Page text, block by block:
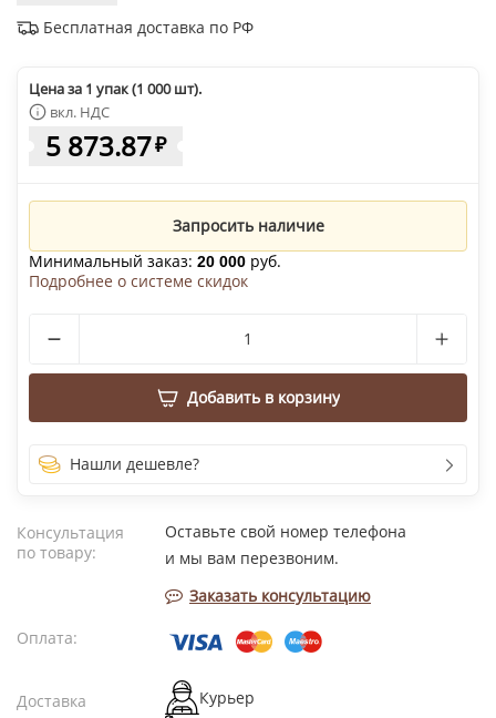
Бесплатная доставка по РФ
Цена за 1 упак (1 000 шт).
вкл. НДС
5 873.87₽
Запросить наличие
Минимальный заказ: 20 000 руб.
Подробнее о системе скидок
Добавить в корзину
Нашли дешевле?
Консультация
по товару:
Оставьте свой номер телефона
и мы вам перезвоним.
Заказать консультацию
Оплата:
Доставка
Курьер